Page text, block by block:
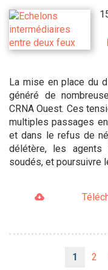
La mise en place du
généré de
CRNA Ouest. Ces
multiples passages
et dans le refus de
délétère, les agents
soudés, et poursuivre
Page
1 2